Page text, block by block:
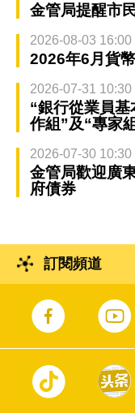
金管局提醒市
2026-08-03 16:00
2026年6月貨
2026-07-31 10:30
“銀行從業員
作組”及“專家
2026-07-30 10:30
金管局歡迎廣
府債券
訂閱頻道